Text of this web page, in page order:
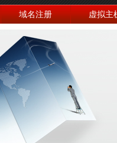
域名注册 虚拟主